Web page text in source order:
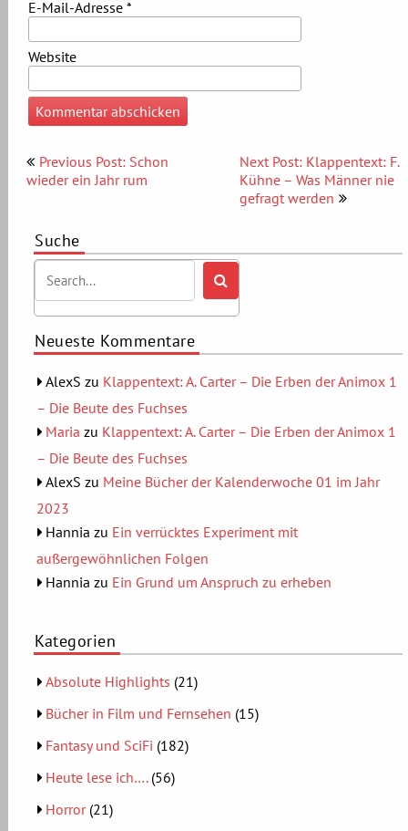
E-Mail-Adresse *
Website
Beitragsnavigation
Previous Post: Schon
wieder ein Jahr rum
Next Post: Klappentext: F.
Kühne – Was Männer nie
gefragt werden
Suche
Neueste Kommentare
AlexS zu Klappentext: A. Carter – Die Erben der Animox 1
– Die Beute des Fuchses
Maria zu Klappentext: A. Carter – Die Erben der Animox 1
– Die Beute des Fuchses
AlexS zu Meine Bücher der Kalenderwoche 01 im Jahr
2023
Hannia zu Ein verrücktes Experiment mit
außergewöhnlichen Folgen
Hannia zu Ein Grund um Anspruch zu erheben
Kategorien
Absolute Highlights (21)
Bücher in Film und Fernsehen (15)
Fantasy und SciFi (182)
Heute lese ich….(56)
Horror(21)